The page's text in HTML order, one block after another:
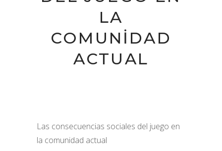
LA
COMUNIDAD
ACTUAL
Las consecuencias sociales del juego en
la comunidad actual